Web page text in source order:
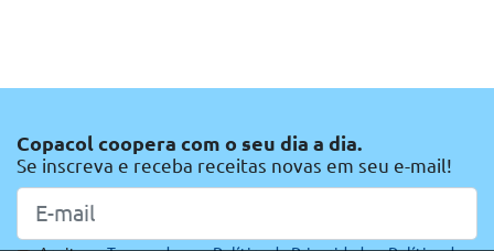
Copacol coopera com o seu dia a dia.
Se inscreva e receba receitas novas em seu e-mail!